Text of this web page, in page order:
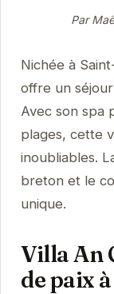
Par
Nichée à
offre un
Avec son spa
plages, cette
inoubliables.
breton et le
unique.
Villa An
de paix